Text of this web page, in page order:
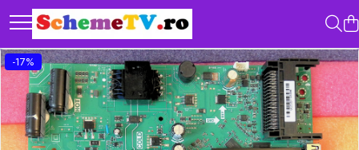
-17%